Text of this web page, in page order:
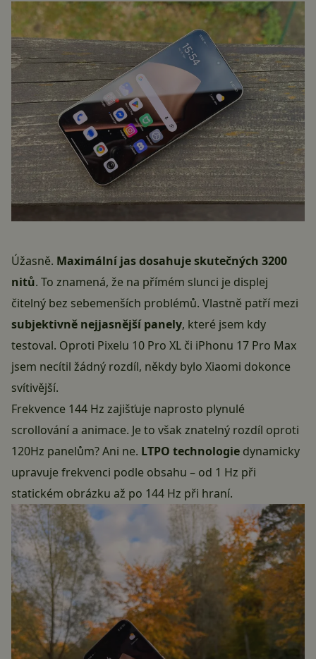
Úžasně. Maximální jas dosahuje skutečných 3200
nitů. To znamená, že na přímém slunci je displej
čitelný bez sebemenších problémů. Vlastně patří mezi
subjektivně nejjasnější panely, které jsem kdy
testoval. Oproti Pixelu 10 Pro XL či iPhonu 17 Pro Max
jsem necítil žádný rozdíl, někdy bylo Xiaomi dokonce
svítivější.
Frekvence 144 Hz zajišťuje naprosto plynulé
scrollování a animace. Je to však znatelný rozdíl oproti
120Hz panelům? Ani ne. LTPO technologie dynamicky
upravuje frekvenci podle obsahu – od 1 Hz při
statickém obrázku až po 144 Hz při hraní.